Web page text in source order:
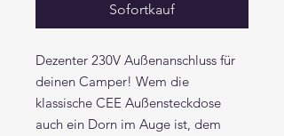
Sofortkauf
Dezenter 230V Außenanschluss für
deinen Camper! Wem die
klassische CEE Außensteckdose
auch ein Dorn im Auge ist, dem